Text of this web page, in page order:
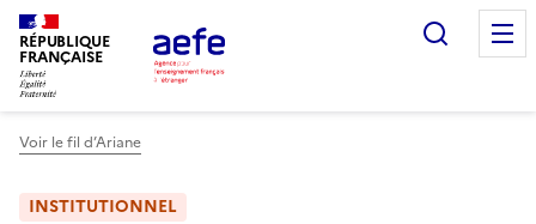
Aller
au
contenu
principal
RÉPUBLIQUE
FRANÇAISE
Voir le fil d’Ariane
INSTITUTIONNEL